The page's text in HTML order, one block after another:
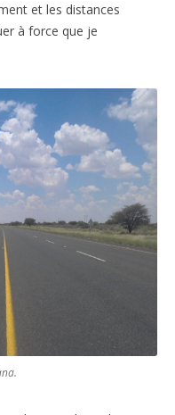
et les distances
à force que je